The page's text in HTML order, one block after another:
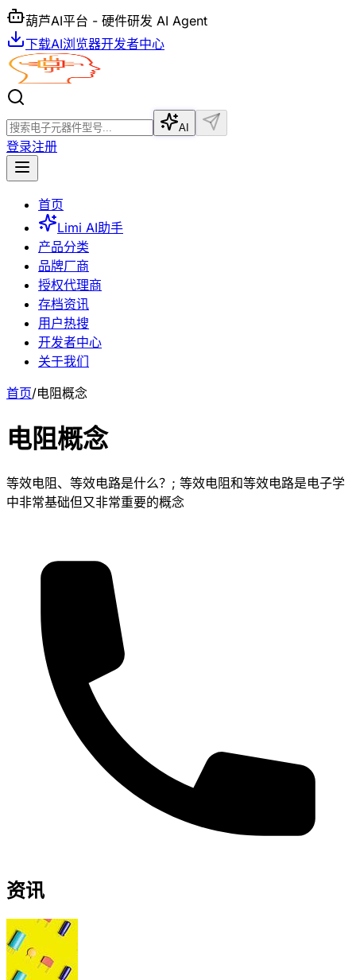
葫芦AI平台 - 硬件研发 AI Agent
下载AI浏览器开发者中心
AI
登录注册
首页
Limi AI助手
产品分类
品牌厂商
授权代理商
存档资讯
用户热搜
开发者中心
关于我们
首页/电阻概念
电阻概念
等效电阻、等效电路是什么？; 等效电阻和等效电路是电子学
中非常基础但又非常重要的概念
资讯